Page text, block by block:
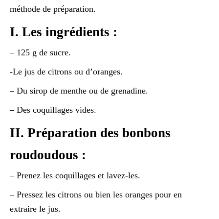
méthode de préparation.
I. Les ingrédients :
– 125 g de sucre.
-Le jus de citrons ou d’oranges.
– Du sirop de menthe ou de grenadine.
– Des coquillages vides.
II. Préparation des bonbons
roudoudous :
– Prenez les coquillages et lavez-les.
– Pressez les citrons ou bien les oranges pour en
extraire le jus.